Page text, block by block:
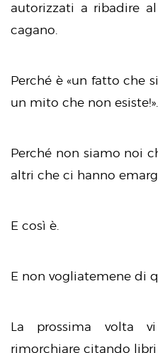
autorizzati a ribadire
cagano.
Perché è «un fatto che
un mito che non esiste!».
Perché non siamo noi
altri che ci hanno
E così è.
E non vogliatemene di
La prossima volta
rimorchiare citando